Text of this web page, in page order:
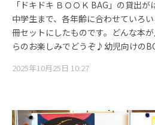
「ドキドキ ＢＯＯＫ BAG」の貸出
中学生まで、各年齢に合わせていろ
冊セットにしたものです。どんな本
らのお楽しみでどうぞ♪幼児向けの
2025年10月25日 10:27